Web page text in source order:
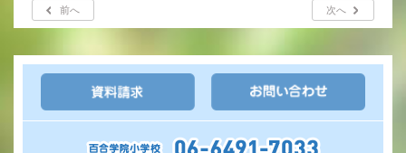
前へ 次へ